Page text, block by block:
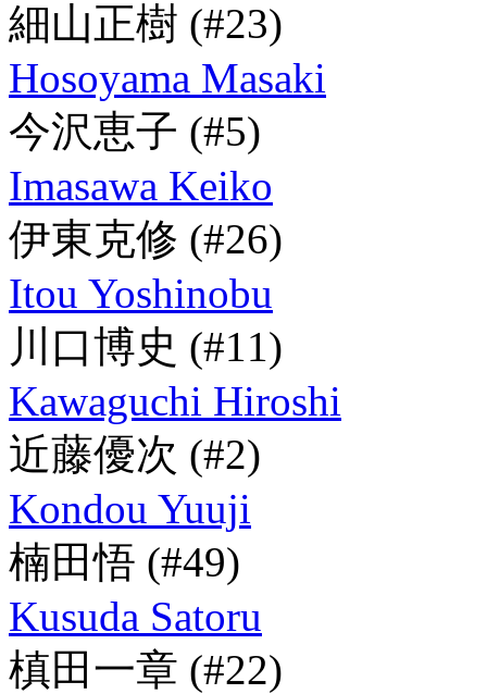
細山正樹 (#23)
Hosoyama Masaki
今沢恵子 (#5)
Imasawa Keiko
伊東克修 (#26)
Itou Yoshinobu
川口博史 (#11)
Kawaguchi Hiroshi
近藤優次 (#2)
Kondou Yuuji
楠田悟 (#49)
Kusuda Satoru
槙田一章 (#22)